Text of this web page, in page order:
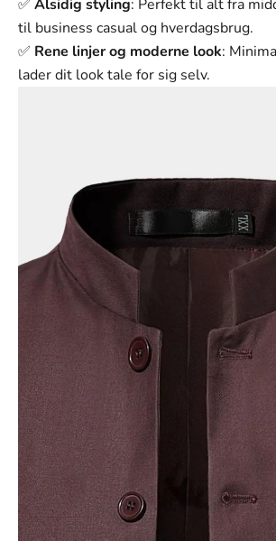
✅ Alsidig styling: Perfekt til alt fra
til business casual og hverdagsbrug.
✅ Rene linjer og moderne look:
lader dit look tale for sig selv.